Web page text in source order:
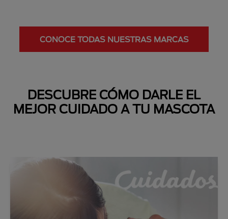
CONOCE TODAS NUESTRAS MARCAS
DESCUBRE CÓMO DARLE EL
MEJOR CUIDADO A TU MASCOTA